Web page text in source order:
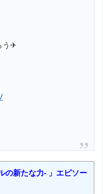
う✈
の新たな力- 」エピソー